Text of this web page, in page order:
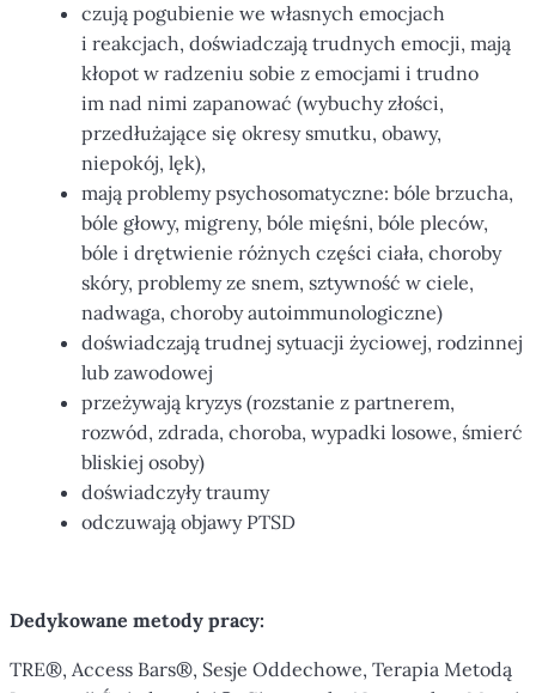
czują pogubienie we własnych emocjach
i reakcjach, doświadczają trudnych emocji, mają
kłopot w radzeniu sobie z emocjami i trudno
im nad nimi zapanować (wybuchy złości,
przedłużające się okresy smutku, obawy,
niepokój, lęk),
mają problemy psychosomatyczne: bóle brzucha,
bóle głowy, migreny, bóle mięśni, bóle pleców,
bóle i drętwienie różnych części ciała, choroby
skóry, problemy ze snem, sztywność w ciele,
nadwaga, choroby autoimmunologiczne)
doświadczają trudnej sytuacji życiowej, rodzinnej
lub zawodowej
przeżywają kryzys (rozstanie z partnerem,
rozwód, zdrada, choroba, wypadki losowe, śmierć
bliskiej osoby)
doświadczyły traumy
odczuwają objawy PTSD
Dedykowane metody pracy:
TRE®, Access Bars®, Sesje Oddechowe, Terapia Metodą